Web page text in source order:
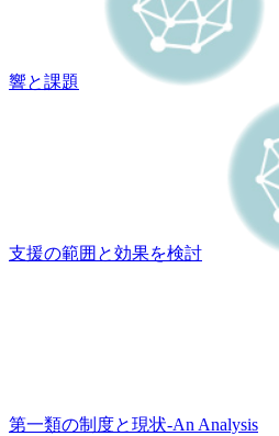
響と課題
支援の範囲と効果を検討
第一類の制度と現状-An Analysis